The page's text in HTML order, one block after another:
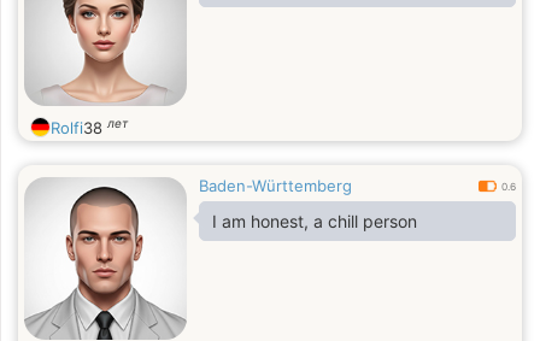
Rolfi38 лет
Baden-Württemberg 0.6
I am honest, a chill person